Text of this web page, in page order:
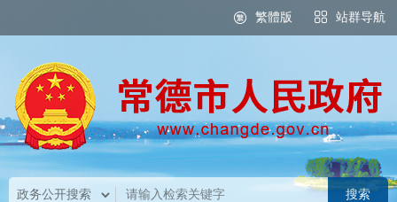
繁體版 站群导航